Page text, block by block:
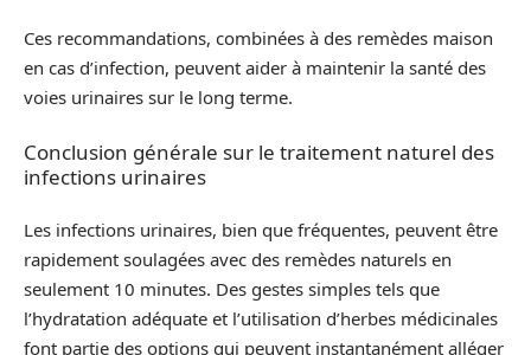
Ces recommandations, combinées à des remèdes maison
en cas d’infection, peuvent aider à maintenir la santé des
voies urinaires sur le long terme.
Conclusion générale sur le traitement naturel des
infections urinaires
Les infections urinaires, bien que fréquentes, peuvent être
rapidement soulagées avec des remèdes naturels en
seulement 10 minutes. Des gestes simples tels que
l’hydratation adéquate et l’utilisation d’herbes médicinales
font partie des options qui peuvent instantanément alléger